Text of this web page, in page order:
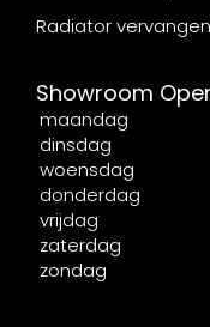
Radiator vervangen
Showroom
maandag
dinsdag
woensdag
donderdag
vrijdag
zaterdag
zondag